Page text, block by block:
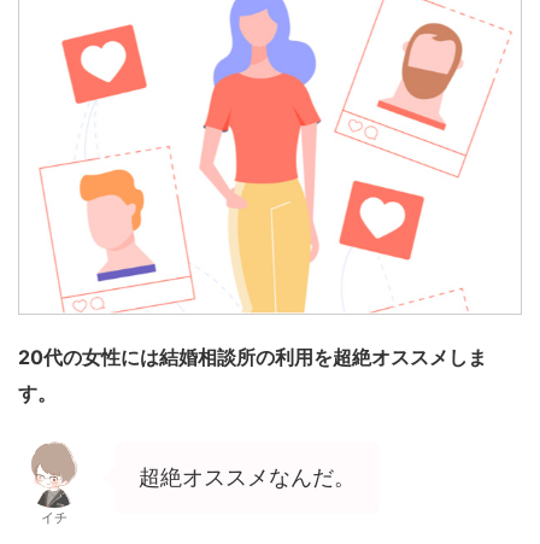
20代の女性には結婚相談所の利用を超絶オススメしま
す。
イチ
超絶オススメなんだ。